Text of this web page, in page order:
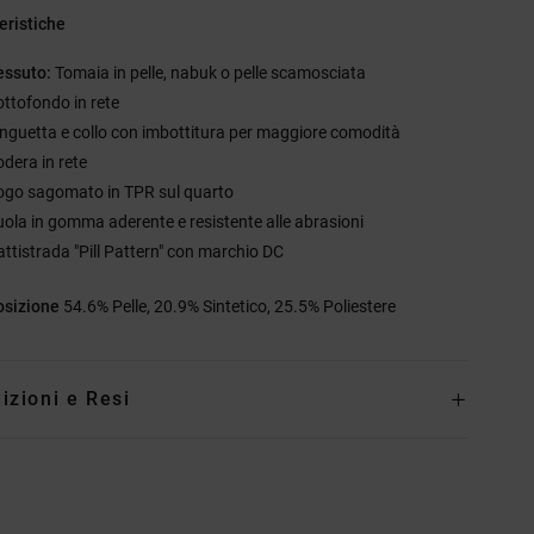
Tomaia in pelle, nabuk o pelle scamosciata
in rete
e collo con imbottitura per maggiore comodità
in rete
sagomato in TPR sul quarto
in gomma aderente e resistente alle abrasioni
"Pill Pattern" con marchio DC
54.6% Pelle, 20.9% Sintetico, 25.5% Poliestere
e Resi